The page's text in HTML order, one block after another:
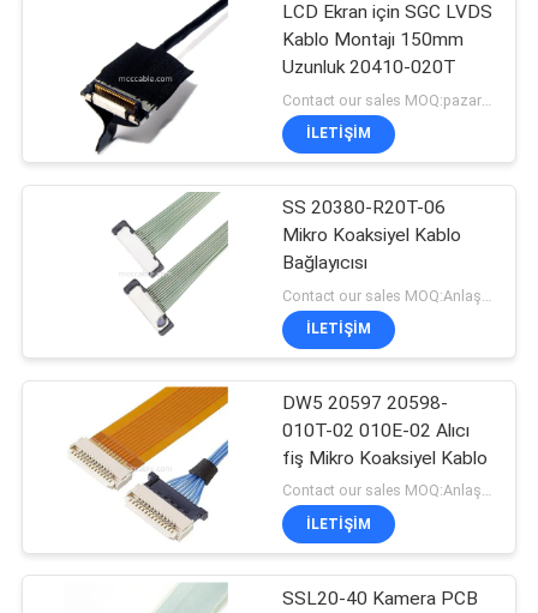
LCD Ekran için SGC LVDS
Kablo Montajı 150mm
Uzunluk 20410-020T
İLETIŞIM
SS 20380-R20T-06
Mikro Koaksiyel Kablo
Bağlayıcısı
İLETIŞIM
DW5 20597 20598-
010T-02 010E-02 Alıcı
fiş Mikro Koaksiyel Kablo
Contact our sales MOQ:Anlaşılabilir
İLETIŞIM
SSL20-40 Kamera PCB